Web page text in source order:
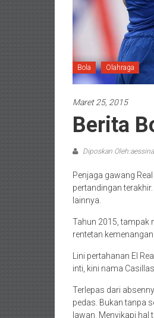
Bola Olahraga
Maret 25, 2015
Berita
Diposkan Oleh:aessina
Penjaga gawang
pertandingan
lainnya.
Tahun 2015, tampak
rentetan
Lini pertahanan El
inti, kini nama
Terlepas dari
pedas. Bukan tanpa
lawan. Menyikapi